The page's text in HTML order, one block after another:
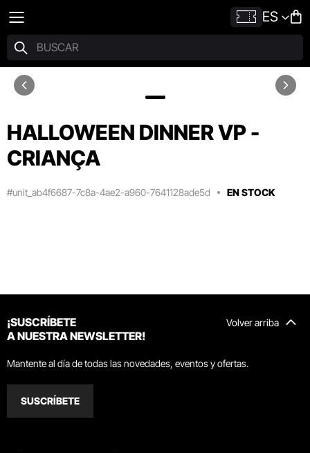
ES
HALLOWEEN DINNER VP -
CRIANÇA
#unit_ab4f6687-7c8a-4ae2-a960-7641128ade5d EN STOCK
Volver arriba
¡SUSCRÍBETE
A NUESTRA NEWSLETTER!
Mantente al día de todas las novedades, eventos y ofertas.
SUSCRÍBETE